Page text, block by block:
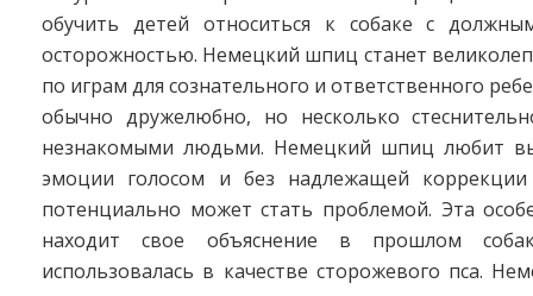
обучить детей относиться к собаке с
осторожностью. Немецкий шпиц станет
по играм для сознательного и ответственного
обычно дружелюбно, но несколько
незнакомыми людьми. Немецкий шпиц любит
эмоции голосом и без надлежащей
потенциально может стать проблемой. Эта
находит свое объяснение в прошлом
использовалась в качестве сторожевого пса.